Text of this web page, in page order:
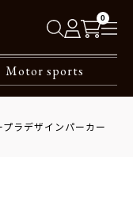
0
Motor sports
ラデザインパーカー